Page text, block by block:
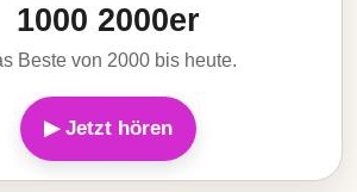
1000 2000er
Beste von 2000 bis heute.
▶ Jetzt hören